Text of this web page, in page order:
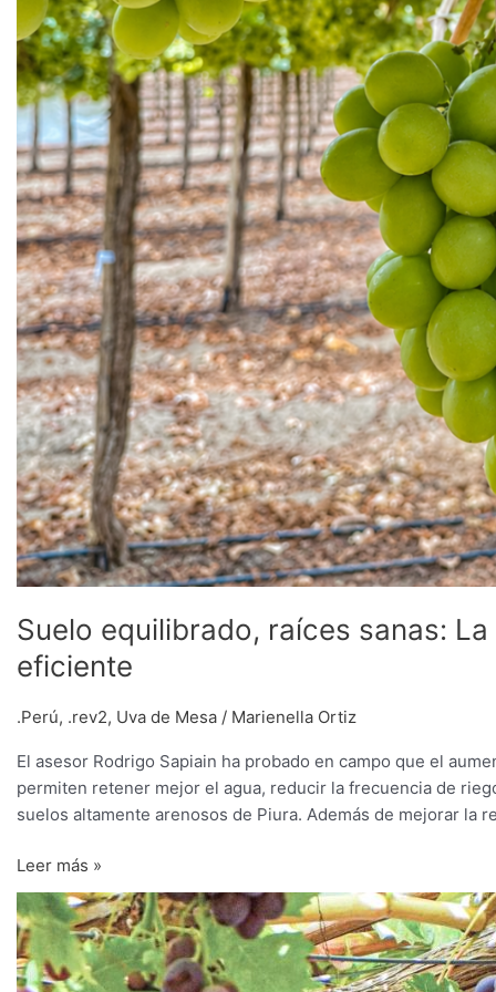
Suelo equilibrado, raíces sanas:
eficiente
.Perú, .rev2, Uva de Mesa / Marienella Ortiz
El asesor Rodrigo Sapiain ha probado en campo que el
permiten retener mejor el agua, reducir la frecuencia de
suelos altamente arenosos de Piura. Además de mejorar la
Leer más »
“La
competencia
no
la